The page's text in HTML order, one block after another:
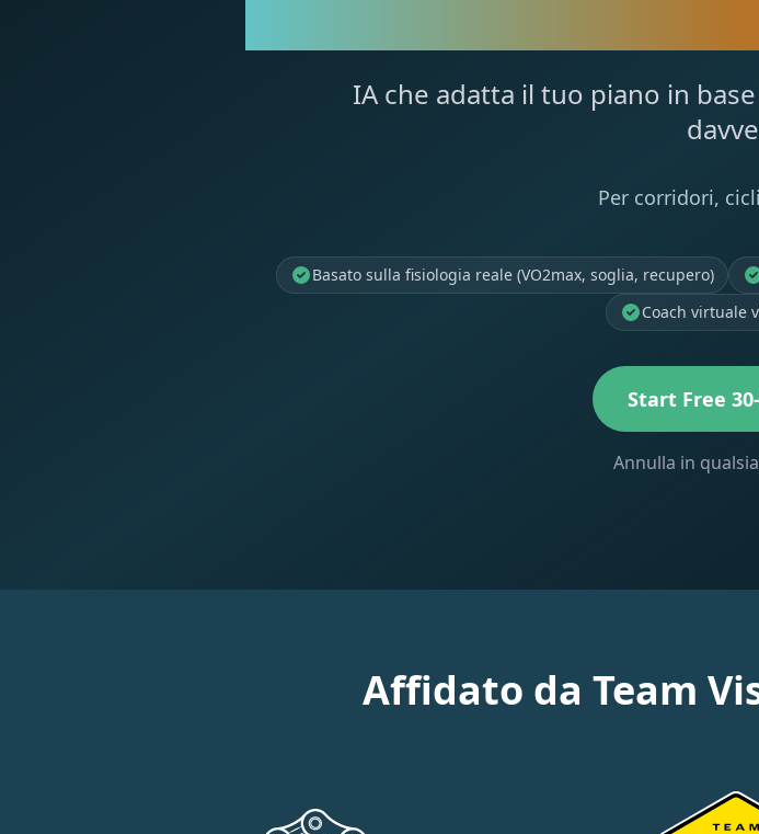
IA che adatta il tuo piano in
Per corridori,
Basato sulla fisiologia reale (VO2max, soglia, recupero)
Coach virtuale
Start Free
Annulla in
Affidato da Team